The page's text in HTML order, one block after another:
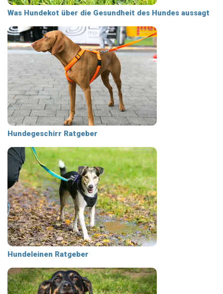
Was Hundekot über die Gesundheit des Hundes aussagt
Hundegeschirr Ratgeber
Hundeleinen Ratgeber